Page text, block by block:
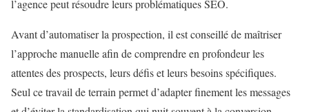
l’agence peut résoudre leurs problématiques SEO.
Avant d’automatiser la prospection, il est conseillé de maîtriser
l’approche manuelle afin de comprendre en profondeur les
attentes des prospects, leurs défis et leurs besoins spécifiques.
Seul ce travail de terrain permet d’adapter finement les messages